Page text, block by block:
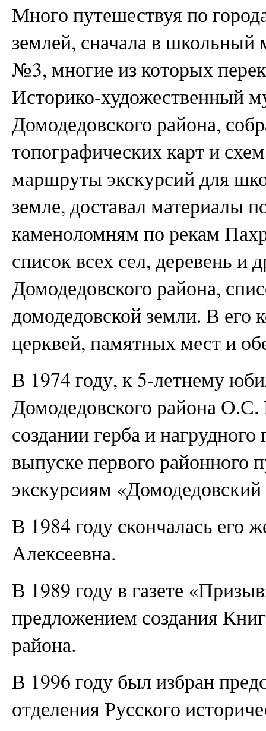
Много путешествуя по
землей, сначала в
№3, многие из которых
Историко-художественный
Домодедовского района,
топографических карт и
маршруты экскурсий для
земле, доставал материалы
каменоломням по рекам
список всех сел, деревень и
Домодедовского района,
домодедовской земли. В его
церквей, памятных мест и
В 1974 году, к 5-летнему
Домодедовского района О.С.
создании герба и
выпуске первого районного
экскурсиям
В 1984 году скончалась его
Алексеевна.
В 1989 году в газете
предложением создания
района.
В 1996 году был избран
отделения Русского